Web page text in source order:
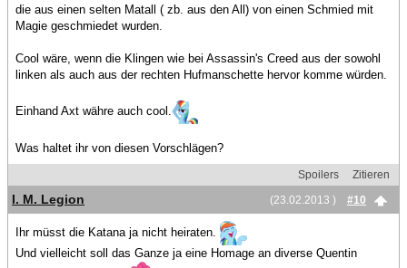
die aus einen selten Matall ( zb. aus den All) von einen Schmied mit
Magie geschmiedet wurden.
Cool wäre, wenn die Klingen wie bei Assassin's Creed aus der sowohl
linken als auch aus der rechten Hufmanschette hervor komme würden.
Einhand Axt währe auch cool.
Was haltet ihr von diesen Vorschlägen?
Spoilers
Zitieren
(23.02.2013 )
#10
I. M. Legion
Ihr müsst die Katana ja nicht heiraten.
Und vielleicht soll das Ganze ja eine Homage an diverse Quentin